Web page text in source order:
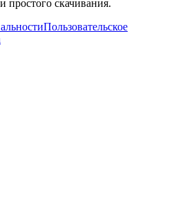
простого скачивания.
Пользовательское